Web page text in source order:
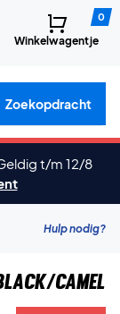
0
Winkelwagentje
Zoekopdracht
t/m 12/8
Hulp nodig?
Camel